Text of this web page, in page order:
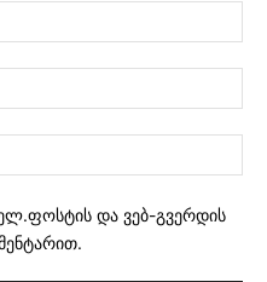
და ვებ-გვერდის